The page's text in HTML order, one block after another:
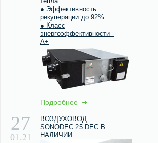
● Эффективность
рекуперации до 92%
● Класс
энергоэффективности -
А+
Подробнее
27
01.21
ВОЗДУХОВОД
SONODEC 25 DEC В
НАЛИЧИИ